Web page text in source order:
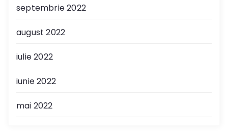
septembrie 2022
august 2022
iulie 2022
iunie 2022
mai 2022